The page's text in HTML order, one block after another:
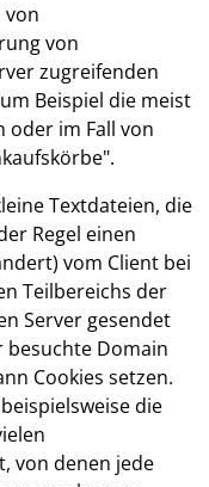
von
von
zugreifenden
Beispiel die meist
oder im Fall von
Textdateien, die
Regel einen
vom Client bei
Teilbereichs der
Server gesendet
Domain
Cookies setzen.
die
von denen jede